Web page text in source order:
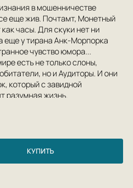
в мошенничестве
еще жив. Почтамт, Монетный
часы. Для скуки нет ни
еще у тирана Анк-Морпорка
чувство юмора...
есть не только слоны,
но и Аудиторы. И они
который с завидной
разумная жизнь.
мир» в неповторимом
КУПИТЬ